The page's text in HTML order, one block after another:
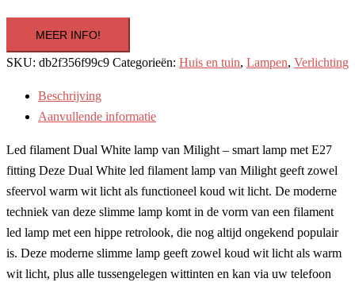
MEER INFO!
SKU: db2f356f99c9 Categorieën: Huis en tuin, Lampen, Verlichting
Beschrijving
Aanvullende informatie
Led filament Dual White lamp van Milight – smart lamp met E27
fitting Deze Dual White led filament lamp van Milight geeft zowel
sfeervol warm wit licht als functioneel koud wit licht. De moderne
techniek van deze slimme lamp komt in de vorm van een filament
led lamp met een hippe retrolook, die nog altijd ongekend populair
is. Deze moderne slimme lamp geeft zowel koud wit licht als warm
wit licht, plus alle tussengelegen wittinten en kan via uw telefoon